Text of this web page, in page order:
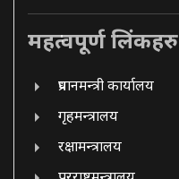
महत्वपूर्ण लिंकहरु
प्रधानमन्त्री कार्यालय
गृहमन्त्रालय
रक्षामन्त्रालय